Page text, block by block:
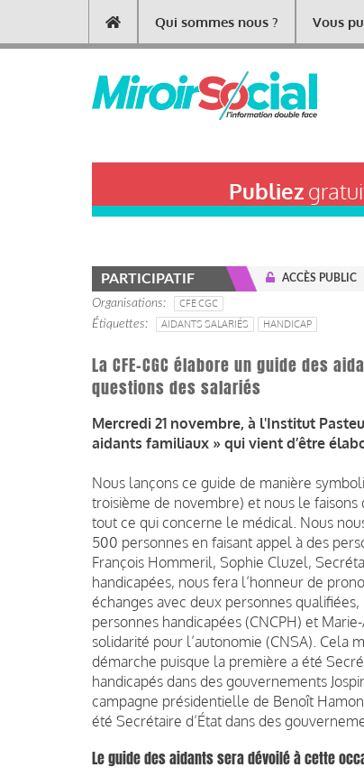
contenu
Main
navigation
Qui sommes nous ? Vous
Publiez
PARTICIPATIF ACCÈS PUBLIC
Organisations
CFE CGC
Étiquettes
AIDANTS SALARIÉS HANDICAP
La CFE-CGC élabore un guide des
questions des salariés
Mercredi 21 novembre, à l'Institut
aidants familiaux » qui vient d’être
Nous lançons ce guide de manière
troisième de novembre) et nous le
tout ce qui concerne le médical. Nous
500 personnes en faisant appel à des
François Hommeril, Sophie Cluzel,
handicapées, nous fera l’honneur de
échanges avec deux personnes
personnes handicapées (CNCPH) et
solidarité pour l’autonomie (CNSA). Cela
démarche puisque la première a été
handicapés dans des gouvernements
campagne présidentielle de Benoît
été Secrétaire d’État dans des
Le guide des aidants sera dévoilé à cette